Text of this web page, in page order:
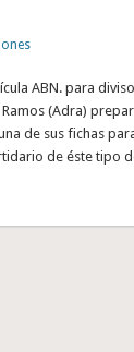
ABN. para
(Adra)
de sus fichas
de éste tipo